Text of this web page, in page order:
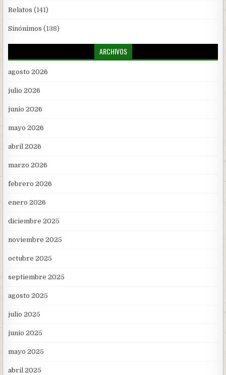
Relatos (141)
Sinónimos (138)
ARCHIVOS
agosto 2026
julio 2026
junio 2026
mayo 2026
abril 2026
marzo 2026
febrero 2026
enero 2026
diciembre 2025
noviembre 2025
octubre 2025
septiembre 2025
agosto 2025
julio 2025
junio 2025
mayo 2025
abril 2025